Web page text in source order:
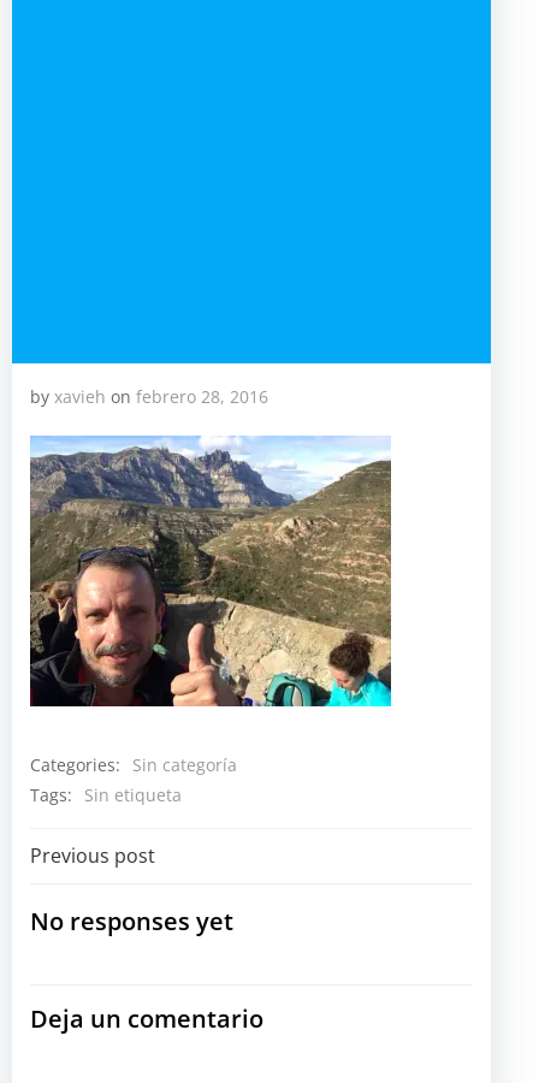
by xavieh on febrero 28, 2016
Categories:
Sin categoría
Tags:
Sin etiqueta
Navegación
por
entradas
Previous post
No responses yet
Deja un comentario